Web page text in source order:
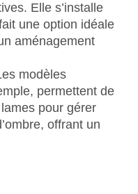
Elle s’installe
une option idéale
aménagement
modèles
permettent de
pour gérer
offrant un